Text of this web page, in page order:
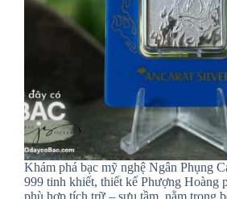
Khám phá bạc mỹ nghệ Ngân Phụng
999 tinh khiết, thiết kế Phượng Hoàng
phù hợp tích trữ – sưu tầm, nằm trong